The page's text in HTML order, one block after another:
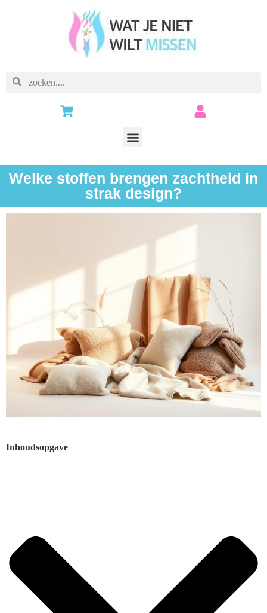
Welke stoffen brengen zachtheid in
strak design?
Inhoudsopgave